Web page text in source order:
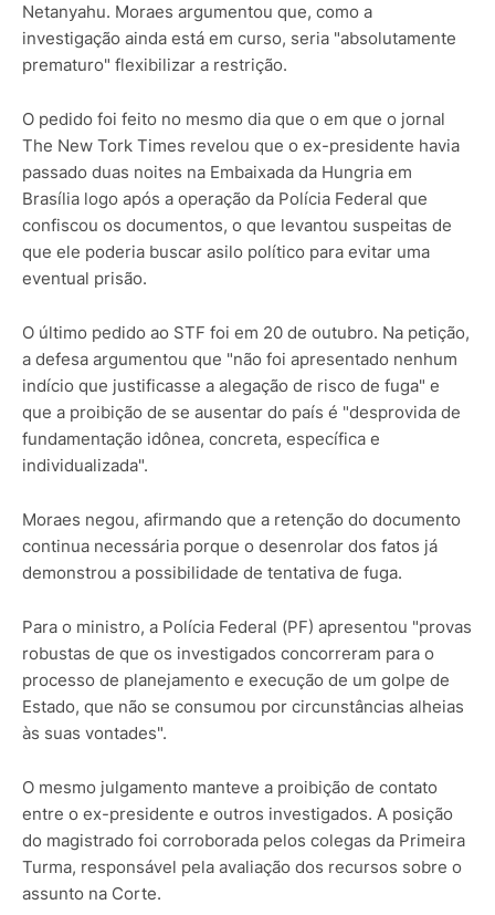
Netanyahu. Moraes argumentou que, como a
investigação ainda está em curso, seria "absolutamente
prematuro" flexibilizar a restrição.
O pedido foi feito no mesmo dia que o em que o jornal
The New Tork Times revelou que o ex-presidente havia
passado duas noites na Embaixada da Hungria em
Brasília logo após a operação da Polícia Federal que
confiscou os documentos, o que levantou suspeitas de
que ele poderia buscar asilo político para evitar uma
eventual prisão.
O último pedido ao STF foi em 20 de outubro. Na petição,
a defesa argumentou que "não foi apresentado nenhum
indício que justificasse a alegação de risco de fuga" e
que a proibição de se ausentar do país é "desprovida de
fundamentação idônea, concreta, específica e
individualizada".
Moraes negou, afirmando que a retenção do documento
continua necessária porque o desenrolar dos fatos já
demonstrou a possibilidade de tentativa de fuga.
Para o ministro, a Polícia Federal (PF) apresentou "provas
robustas de que os investigados concorreram para o
processo de planejamento e execução de um golpe de
Estado, que não se consumou por circunstâncias alheias
às suas vontades".
O mesmo julgamento manteve a proibição de contato
entre o ex-presidente e outros investigados. A posição
do magistrado foi corroborada pelos colegas da Primeira
Turma, responsável pela avaliação dos recursos sobre o
assunto na Corte.